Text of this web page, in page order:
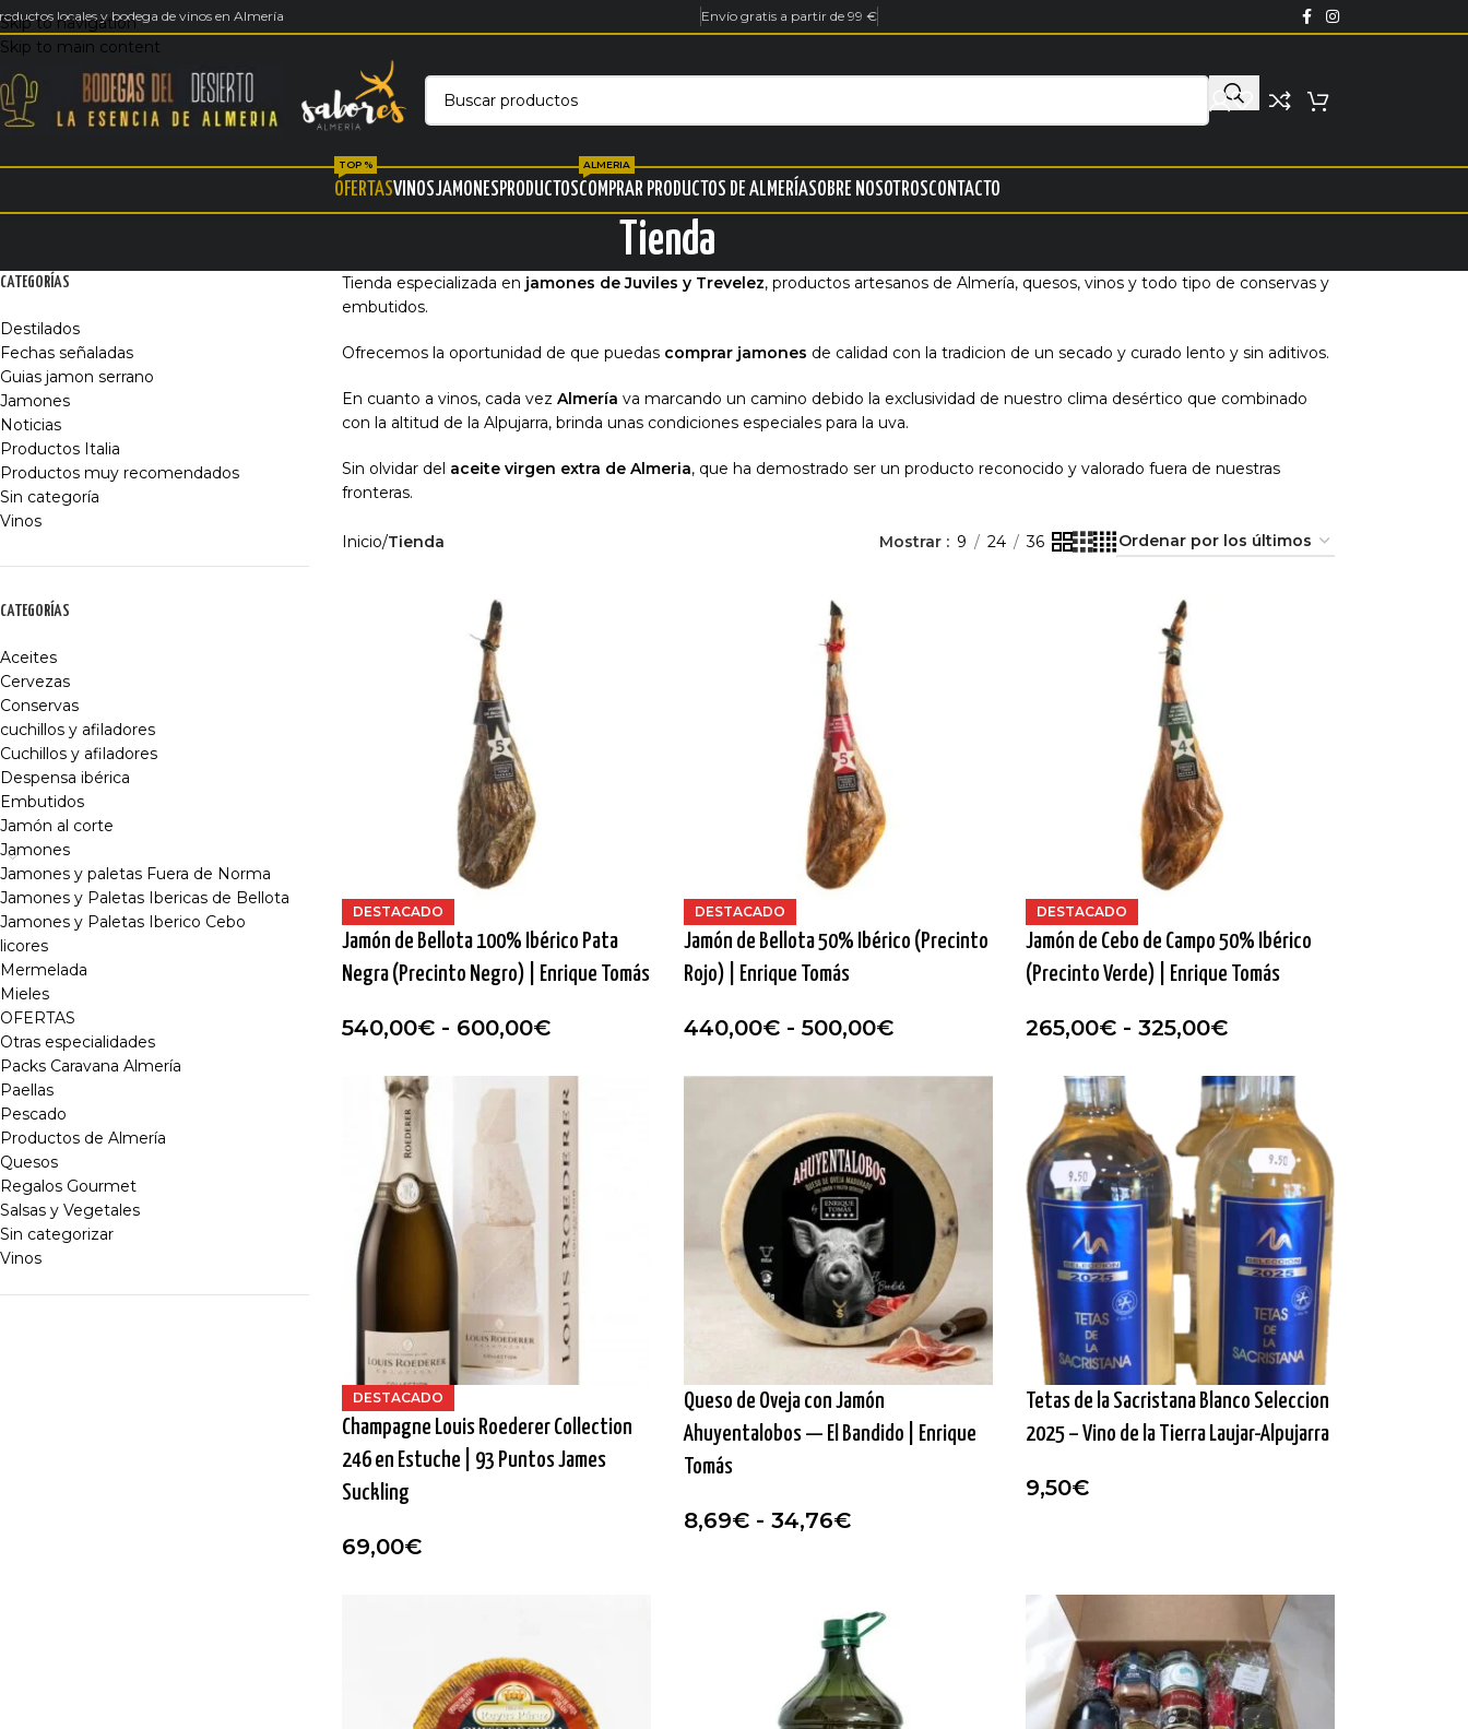
Skip to navigation
Skip to main content
locales y bodega de vinos en Almería Envío gratis a partir de 99 €
OFERTAS
TOP %
VINOSJAMONES PRODUCTOSCOMPRAR PRODUCTOS DE ALMERÍA
ALMERIA
SOBRE NOSOTROSCONTACTO
Tienda
CATEGORÍAS
Destilados
Fechas señaladas
Guias jamon serrano
Jamones
Noticias
Productos Italia
Productos muy recomendados
Sin categoría
Vinos
CATEGORÍAS
Aceites
Cervezas
Conservas
cuchillos y afiladores
Cuchillos y afiladores
Despensa ibérica
Embutidos
Jamón al corte
Jamones
Jamones y paletas Fuera de Norma
Jamones y Paletas Ibericas de Bellota
Jamones y Paletas Iberico Cebo
licores
Mermelada
Mieles
OFERTAS
Otras especialidades
Packs Caravana Almería
Paellas
Pescado
Productos de Almería
Quesos
Regalos Gourmet
Salsas y Vegetales
Sin categorizar
Vinos
Tienda especializada en jamones de Juviles y Trevelez, productos artesanos de Almería, quesos, vinos y todo tipo de conservas y
embutidos.
Ofrecemos la oportunidad de que puedas comprar jamones de calidad con la tradicion de un secado y curado lento y sin aditivos.
En cuanto a vinos, cada vez Almería va marcando un camino debido la exclusividad de nuestro clima desértico que combinado
con la altitud de la Alpujarra, brinda unas condiciones especiales para la uva.
Sin olvidar del aceite virgen extra de Almeria, que ha demostrado ser un producto reconocido y valorado fuera de nuestras
fronteras.
Inicio/Tienda Mostrar 9 24 36
DESTACADO
Jamón de Bellota 100% Ibérico Pata
Negra (Precinto Negro) | Enrique Tomás
540,00€ - 600,00€
DESTACADO
Jamón de Bellota 50% Ibérico (Precinto
Rojo) | Enrique Tomás
440,00€ - 500,00€
DESTACADO
Jamón de Cebo de Campo 50% Ibérico
(Precinto Verde) | Enrique Tomás
265,00€ - 325,00€
DESTACADO
Champagne Louis Roederer Collection
246 en Estuche | 93 Puntos James
Suckling
69,00€
Queso de Oveja con Jamón
Ahuyentalobos — El Bandido | Enrique
Tomás
8,69€ - 34,76€
Tetas de la Sacristana Blanco Seleccion
2025 – Vino de la Tierra Laujar-Alpujarra
9,50€